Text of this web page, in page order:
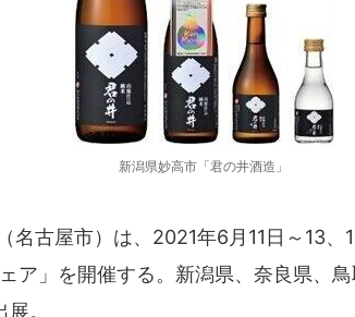
新潟県妙高市「君の井酒造」
名古屋市）は、2021年6月11日～13、
ア」を開催する。新潟県、奈良県、鳥
。